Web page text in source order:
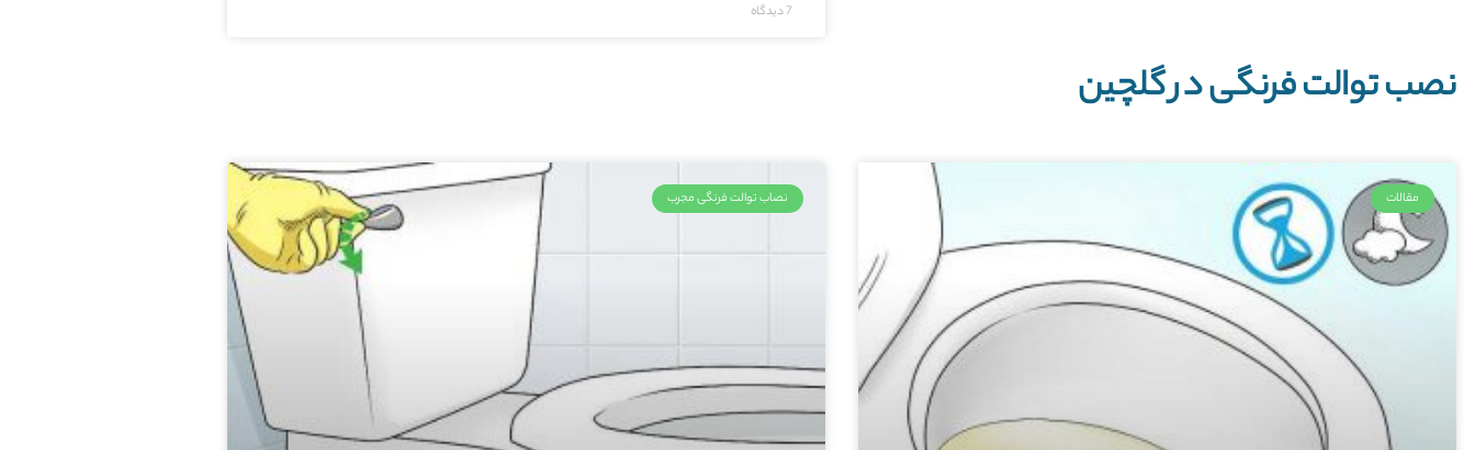
7 دیدگاه
نصب توالت فرنگی در گلچین
مقالات نصاب توالت فرنگی مجرب